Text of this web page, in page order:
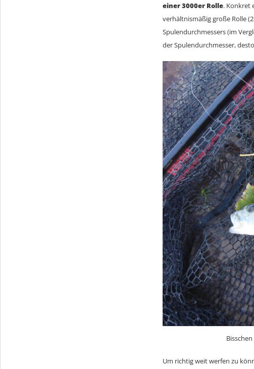
einer 3000er Rolle. Konkret
verhältnismäßig große Rolle
Spulendurchmessers (im
der Spulendurchmesser,
Um richtig weit werfen zu